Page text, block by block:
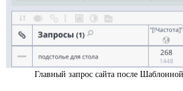
Главный запрос сайта после